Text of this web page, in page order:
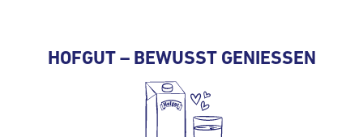
HOFGUT – BEWUSST GENIESSEN